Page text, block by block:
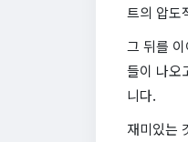
트의 압도
그 뒤를
들이 나오
니다.
재미있는